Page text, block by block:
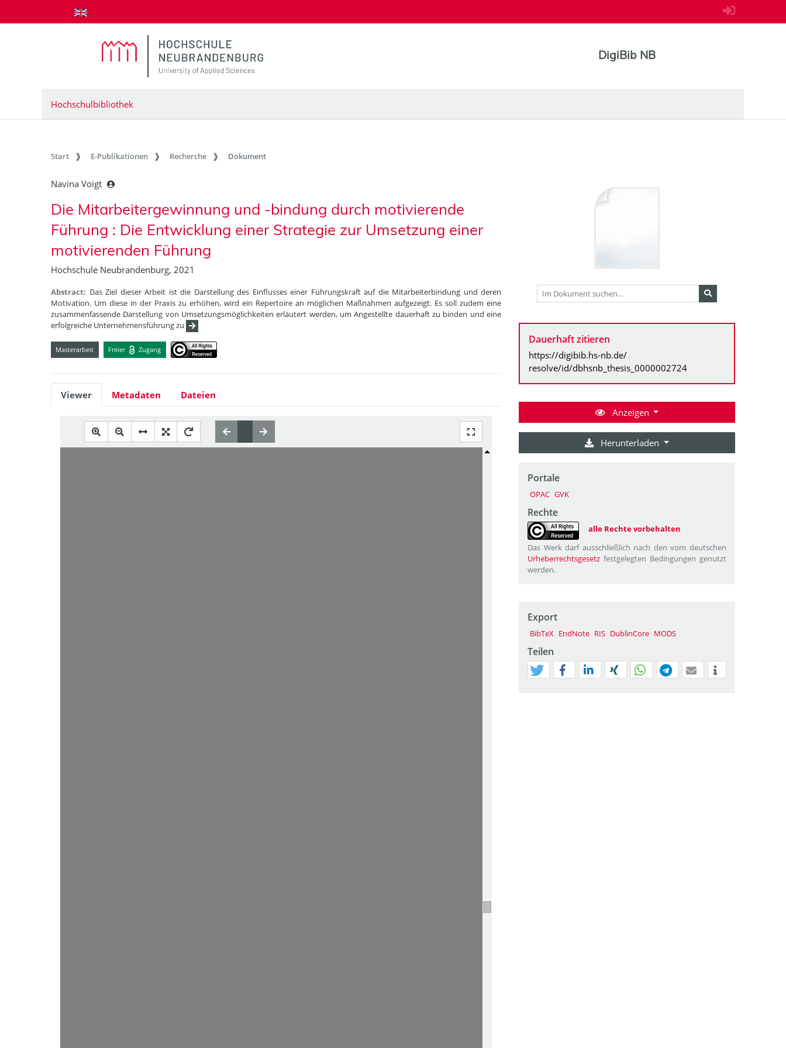
zum Inhalt springen
DigiBib NB
Hochschulbibliothek
Start E-Publikationen Recherche Dokument
Navina Voigt
Die Mitarbeitergewinnung und -bindung durch motivierende
Führung : Die Entwicklung einer Strategie zur Umsetzung einer
motivierenden Führung
Hochschule Neubrandenburg, 2021
Abstract: Das Ziel dieser Arbeit ist die Darstellung des Einflusses einer Führungskraft auf die Mitarbeiterbindung und deren
Motivation. Um diese in der Praxis zu erhöhen, wird ein Repertoire an möglichen Maßnahmen aufgezeigt. Es soll zudem eine
zusammenfassende Darstellung von Umsetzungsmöglichkeiten erläutert werden, um Angestellte dauerhaft zu binden und eine
erfolgreiche Unternehmensführung zu
Masterarbeit Freier Zugang
Viewer Metadaten Dateien
Dauerhaft zitieren
https://digibib.hs-nb.de/
resolve/id/dbhsnb_thesis_0000002724
Anzeigen
Herunterladen
Portale
OPAC GVK
Rechte
alle Rechte vorbehalten
Das Werk darf ausschließlich nach den vom deutschen
Urheberrechtsgesetz festgelegten Bedingungen genutzt
werden.
Export
BibTeX EndNote RIS DublinCore MODS
Teilen